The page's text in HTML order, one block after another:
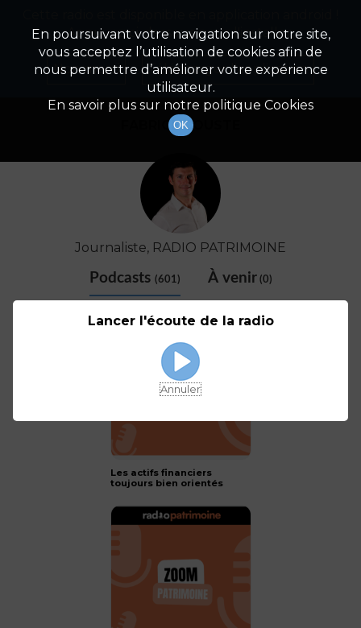
Détail De L'animateur
FABRICE COUSTE
Journaliste, RADIO PATRIMOINE
Podcasts (601) À venir(0)
Les actifs financiers
toujours bien orientés
En poursuivant votre navigation sur notre site,
vous acceptez l’utilisation de cookies afin de
nous permettre d’améliorer votre expérience
utilisateur.
En savoir plus sur notre politique Cookies
OK
Appuyez ci-dessous pour l'installer.
Non merci Télécharger l'application
Lancer l'écoute de la radio
Annuler